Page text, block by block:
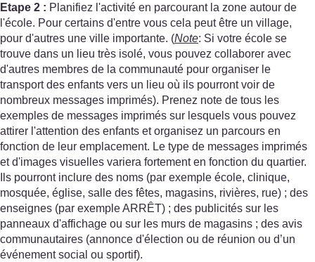
Etape 2 : Planifiez l'activité en parcourant la zone autour de
l'école. Pour certains d'entre vous cela peut être un village,
pour d'autres une ville importante. (Note: Si votre école se
trouve dans un lieu très isolé, vous pouvez collaborer avec
d'autres membres de la communauté pour organiser le
transport des enfants vers un lieu où ils pourront voir de
nombreux messages imprimés). Prenez note de tous les
exemples de messages imprimés sur lesquels vous pouvez
attirer l'attention des enfants et organisez un parcours en
fonction de leur emplacement. Le type de messages imprimés
et d'images visuelles variera fortement en fonction du quartier.
Ils pourront inclure des noms (par exemple école, clinique,
mosquée, église, salle des fêtes, magasins, rivières, rue) ; des
enseignes (par exemple ARRÊT) ; des publicités sur les
panneaux d'affichage ou sur les murs de magasins ; des avis
communautaires (annonce d'élection ou de réunion ou d’un
événement social ou sportif).